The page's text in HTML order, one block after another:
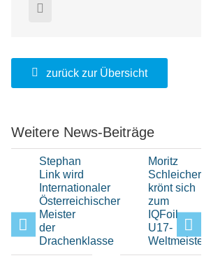
zurück zur Übersicht
Weitere News-Beiträge
Stephan
Link wird
Internationaler
Österreichischer
Meister
der
Drachenklasse
Moritz
Schleicher
krönt sich
zum
IQFoil
U17-
Weltmeister